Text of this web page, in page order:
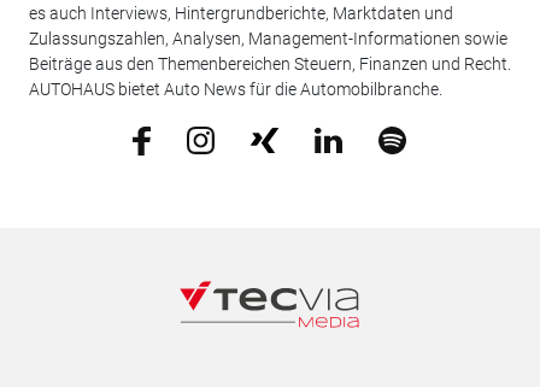
es auch Interviews, Hintergrundberichte, Marktdaten und
Zulassungszahlen, Analysen, Management-Informationen sowie
Beiträge aus den Themenbereichen Steuern, Finanzen und Recht.
AUTOHAUS bietet Auto News für die Automobilbranche.